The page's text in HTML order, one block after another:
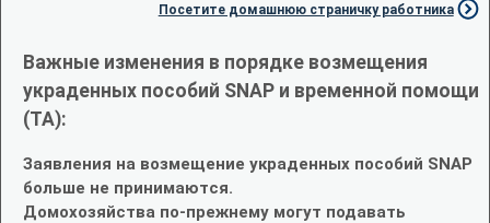
Посетите домашнюю страничку работника
Важные изменения в порядке возмещения
украденных пособий SNAP и временной помощи
(TA):
Заявления на возмещение украденных пособий SNAP
больше не принимаются.
Домохозяйства по-прежнему могут подавать